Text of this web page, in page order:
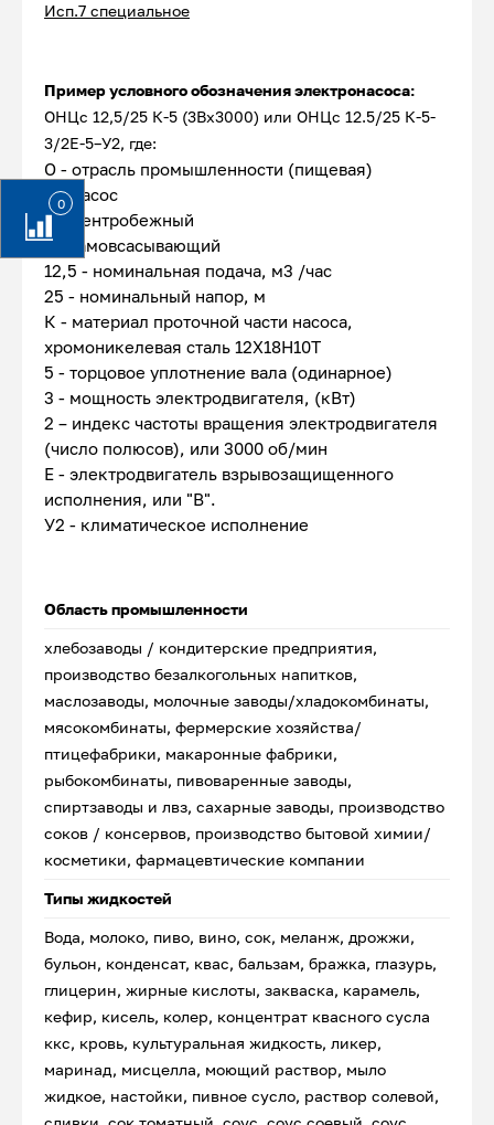
0
Исп.7 специальное
Пример условного обозначения электронасоса:
ОНЦс 12,5/25 К-5 (3Вх3000) или ОНЦс 12.5/25 К-5-
3/2Е-5–У2, где:
О - отрасль промышленности (пищевая)
Н - насос
Ц - центробежный
с - самовсасывающий
12,5 - номинальная подача, м3 /час
25 - номинальный напор, м
К - материал проточной части насоса,
хромоникелевая сталь 12Х18Н10Т
5 - торцовое уплотнение вала (одинарное)
3 - мощность электродвигателя, (кВт)
2 – индекс частоты вращения электродвигателя
(число полюсов), или 3000 об/мин
Е - электродвигатель взрывозащищенного
исполнения, или "В".
У2 - климатическое исполнение
Область промышленности
хлебозаводы / кондитерские предприятия,
производство безалкогольных напитков,
маслозаводы, молочные заводы/хладокомбинаты,
мясокомбинаты, фермерские хозяйства/
птицефабрики, макаронные фабрики,
рыбокомбинаты, пивоваренные заводы,
спиртзаводы и лвз, сахарные заводы, производство
соков / консервов, производство бытовой химии/
косметики, фармацевтические компании
Типы жидкостей
Вода, молоко, пиво, вино, сок, меланж, дрожжи,
бульон, конденсат, квас, бальзам, бражка, глазурь,
глицерин, жирные кислоты, закваска, карамель,
кефир, кисель, колер, концентрат квасного сусла
ккс, кровь, культуральная жидкость, ликер,
маринад, мисцелла, моющий раствор, мыло
жидкое, настойки, пивное сусло, раствор солевой,